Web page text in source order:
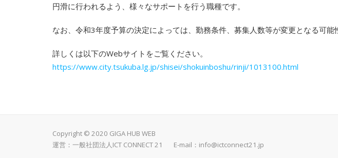
円滑に行われるよう、様々なサポートを行う職種です。
なお、令和3年度予算の決定によっては、勤務条件、募集人数等が変更となる可能
詳しくは以下のWebサイトをご覧ください。
https://www.city.tsukuba.lg.jp/shisei/shokuinboshu/rinji/1013100.html
Copyright © 2020 GIGA HUB WEB
運営：一般社団法人ICT CONNECT 21 E-mail： info@ictconnect21.jp